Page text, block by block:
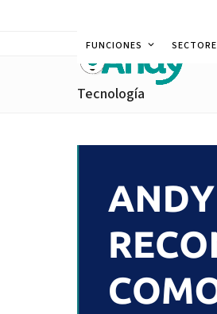
FUNCIONES
Tecnología